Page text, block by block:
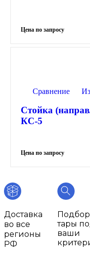
Сравнение
Стойка
КС-5
Доставка
во все
регионы
РФ
Подбор
тары
ваши